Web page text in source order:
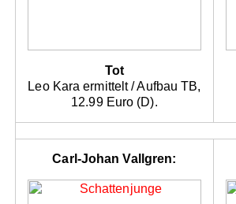
Tot
Leo Kara ermittelt / Aufbau TB,
12.99 Euro (D).
Carl-Johan Vallgren: